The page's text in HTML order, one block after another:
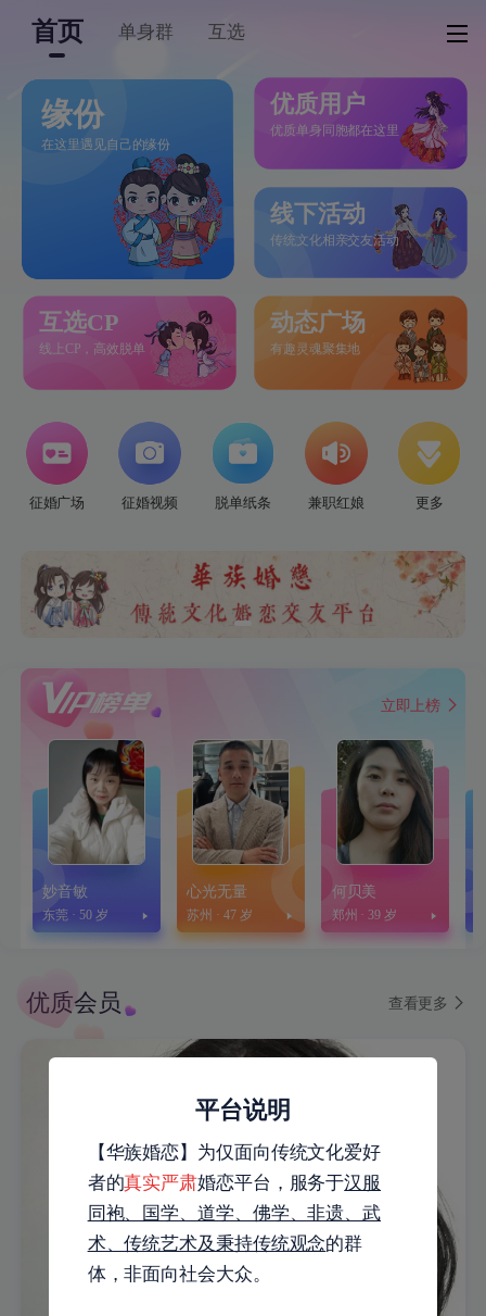
首页 单身群 互选
缘份
在这里遇见自己的缘份
互选CP
线上CP，高效脱单
优质用户
优质单身同胞都在这里
线下活动
传统文化相亲交友活动
动态广场
有趣灵魂聚集地
征婚广场 征婚视频 脱单纸条 兼职红娘 更多
约会 单身日记 资讯 话题
立即上榜
妙音敏
东莞 · 50 岁
心光无量
苏州 · 47 岁
何贝美
郑州 · 39 岁
优质会员 查看更多
平台说明
【华族婚恋】为仅面向传统文化爱好
者的真实严肃婚恋平台，服务于汉服
同袍、国学、道学、佛学、非遗、武
术、传统艺术及秉持传统观念的群
体，非面向社会大众。